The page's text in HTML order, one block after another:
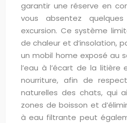
garantir une réserve en
vous absentez
excursion. Ce système
de chaleur et d’insolation,
un mobil home exposé au
l’eau à l’écart de la
nourriture, afin de
naturelles des chats, qui
zones de boisson et
à eau filtrante peut